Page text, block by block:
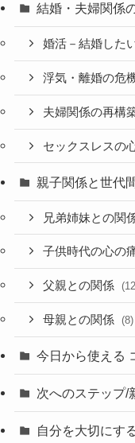
結婚・夫婦関係
婚活－結婚した
浮気・離婚の危
夫婦関係の再構
セックスレスの
親子関係と世代
兄弟姉妹との関
子供時代の心の
父親との関係
母親との関係 (8)
今日から使える
次へのステップ/
自分を大切にす